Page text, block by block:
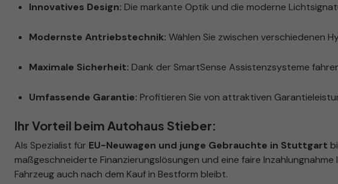
Innovatives Design: Die markante Optik und die moderne
Modernste Antriebstechnik: Wählen Sie zwischen verschiedenen
Maximale Sicherheit: Dank der SmartSense Assistenzsysteme
Umfassende Garantie: Profitieren Sie von attraktiven
Ihr Vorteil beim Autohaus Stieber:
Als Spezialist für EU-Neuwagen und junge Gebrauchte in Stuttgart
maßgeschneiderte Finanzierungslösungen und eine faire
Fahrzeug auch nach dem Kauf in Bestform bleibt.